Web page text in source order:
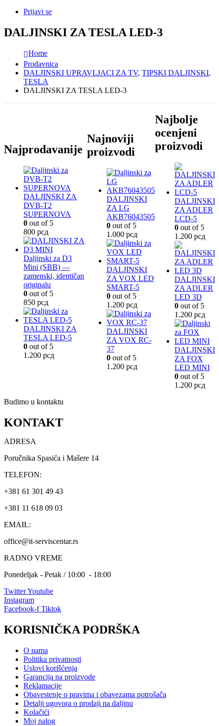
Prijavi se
DALJINSKI ZA TESLA LED-3
Home
Prodavnica
DALJINSKI UPRAVLJACI ZA TV, TIPSKI DALJINSKI,
TESLA
DALJINSKI ZA TESLA LED-3
Najprodavanije
DALJINSKI ZA
DVB-T2
SUPERNOVA
0 out of 5
800 рсд
Daljinski za D3
Mini (SBB) —
zamenski, identičan
originalu
0 out of 5
850 рсд
DALJINSKI ZA
TESLA LED-5
0 out of 5
1.200 рсд
Najnoviji
proizvodi
DALJINSKI
ZA LG
AKB76043505
0 out of 5
1.000 рсд
DALJINSKI
ZA VOX LED
SMART-5
0 out of 5
1.200 рсд
DALJINSKI
ZA VOX RC-
37
0 out of 5
1.200 рсд
Najbolje
ocenjeni
proizvodi
DALJINSKI
ZA ADLER
LCD-5
0 out of 5
1.200 рсд
DALJINSKI
ZA ADLER
LED 3D
0 out of 5
1.200 рсд
DALJINSKI
ZA FOX
LED MINI
0 out of 5
1.200 рсд
Budimo u kontaktu
KONTAKT
ADRESA
Poručnika Spasića i Mašere 14
TELEFON:
+381 61 301 49 43
+381 11 618 09 03
EMAIL:
office@it-serviscentar.rs
RADNO VREME
Ponedeljak - Petak / 10:00 - 18:00
TwitterYoutube
Instagram
Facebook-f Tiktok
KORISNIČKA PODRŠKA
O nama
Politika privatnosti
Uslovi korišćenja
Garancija na proizvode
Reklamacije
Obavestenje o pravima i obavezama potrošača
Detalji ugovora o prodaji na daljinu
Kolačići
Moj nalog